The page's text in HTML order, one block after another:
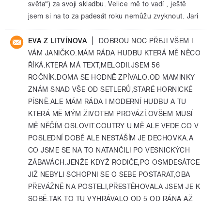
světa“) za svoji skladbu. Velice mě to vadí , ještě
jsem si na to za padesát roku nemůžu zvyknout. Jari
EVA Z LITVÍNOVA
DOBROU NOC PŘEJI VŠEM I
VÁM JANIČKO.MÁM RÁDA HUDBU KTERÁ MĚ NĚCO
ŘÍKÁ.KTERÁ MÁ TEXT,MELODII.JSEM 56
ROČNÍK.DOMA SE HODNĚ ZPÍVALO.OD MAMINKY
ZNÁM SNAD VŠE OD SETLERŮ,STARÉ HORNICKÉ
PÍSNĚ.ALE MÁM RÁDA I MODERNÍ HUDBU A TU
KTERÁ MĚ MÝM ŽIVOTEM PROVÁZÍ.OVŠEM MUSÍ
MĚ NĚČÍM OSLOVIT.COUTRY U MĚ ALE VEDE.CO V
POSLEDNÍ DOBĚ ALE NESTÁŠÍM JE DECHOVKA.A
CO JSME SE NA TO NATANČILI PO VESNICKÝCH
ZÁBAVÁCH.JENŽE KDYŽ RODIČE,PO OSMDESÁTCE
JIŽ NEBYLI SCHOPNI SE O SEBE POSTARAT,OBA
PŘEVÁŽNĚ NA POSTELI,PŘESTĚHOVALA JSEM JE K
SOBĚ.TAK TO TU VYHRÁVALO OD 5 OD RÁNA AŽ